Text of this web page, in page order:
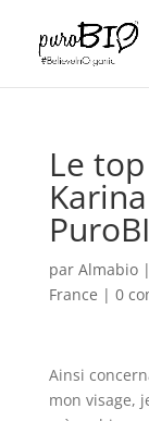
Le
par Almabio|
France | 0
Ainsi
mon visage,